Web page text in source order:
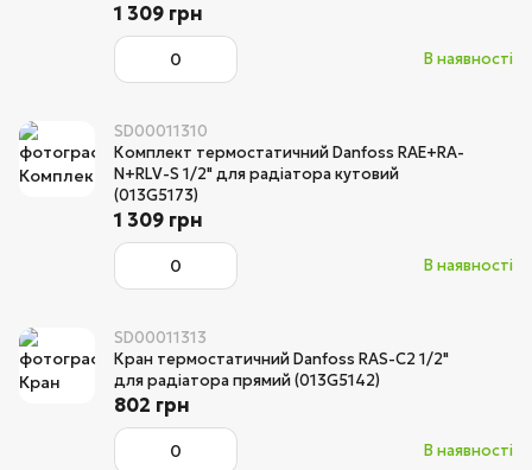
В наявності
1 309 грн
SD00011310
Комплект термостатичний Danfoss RAE+RA-
N+RLV-S 1/2" для радіатора кутовий
(013G5173)
В наявності
1 309 грн
SD00011313
Кран термостатичний Danfoss RAS-C2 1/2"
для радіатора прямий (013G5142)
В наявності
802 грн